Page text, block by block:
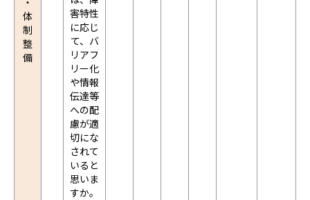
体
制
整
備
害特性
に応じ
て、バ
リアフ
リー化
や情報
伝達等
への配
慮が適
切にな
されて
いると
思いま
すか。